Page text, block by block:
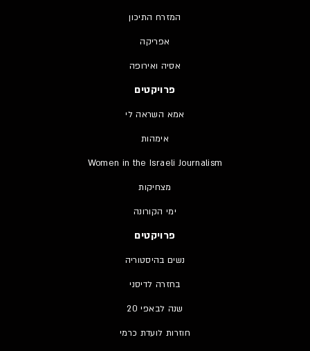
המזרח התיכון
אפריקה
אסיה ואירופה
פרויקטים
אמא השראה לי
אימהות
Women in the Israeli Journalism
מצחיקות
ימי הקורונה
פרויקטים
נשים בהיסטוריה
בחזרה לדיסני
20 שנה לבאפי
חוזרות לועדת כרמי